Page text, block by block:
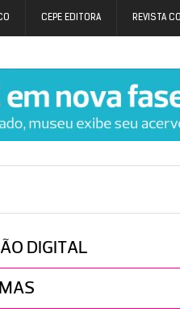
CEPE EDITORA REVISTA
DIGITAL